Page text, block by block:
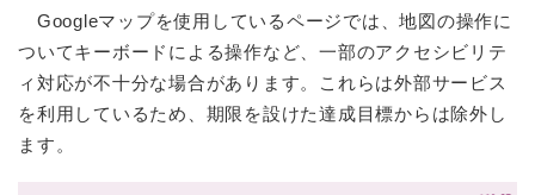
Googleマップを使用しているページでは、地図の操作に
ついてキーボードによる操作など、一部のアクセシビリテ
ィ対応が不十分な場合があります。これらは外部サービス
を利用しているため、期限を設けた達成目標からは除外し
ます。